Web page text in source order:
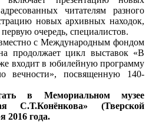
читателям разного
новых архивных находок,
очередь, специалистов.
с Международным фондом
продолжает цикл выставок «В
входит в юбилейную программу
вечности», посвященную 140-
в Мемориальном музее
С.Т.Конёнкова» (Тверской
2016 года.